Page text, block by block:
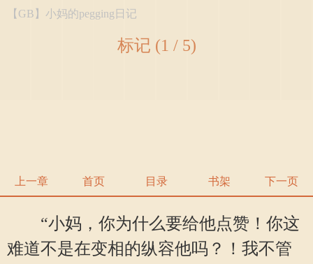
【GB】小妈的pegging日记
标记 (1 / 5)
上一章 首页 目录 书架 下一页
“小妈，你为什么要给他点赞！你这
难道不是在变相的纵容他吗？！我不管